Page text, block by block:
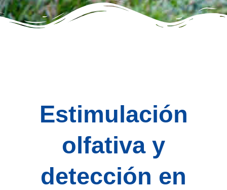
Estimulación
olfativa y
detección en